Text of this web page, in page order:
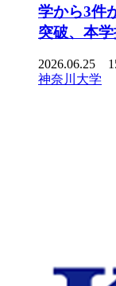
学から3件
突破、本
2026.06.25
神奈川大学